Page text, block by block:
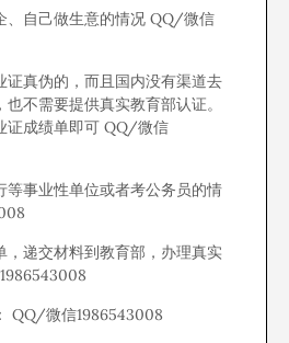
、自己做生意的情况 QQ/微信
证真伪的，而且国内没有渠道去
不需要提供真实教育部认证。
证成绩单即可 QQ/微信
等事业性单位或者考公务员的情
，递交材料到教育部，办理真实
QQ/微信1986543008